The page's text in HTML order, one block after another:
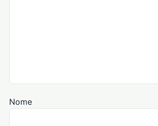
Nome